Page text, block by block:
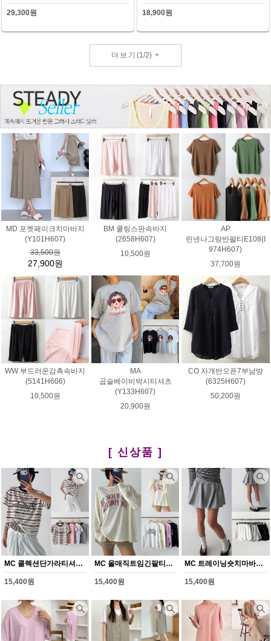
29,300원 18,900원
더보기 (1/2)+
MD 포켓페이크치마바지
(Y101H607)
33,500원
27,900원
BM 쿨링스판속바지
(2658H607)
10,500원
AP
린넨나그랑반팔티E108(I
974H607)
37,700원
WW 부드러운감촉속바지
(5141H606)
10,500원
MA
곱슬베이비박시티셔츠
(Y133H607)
20,900원
CO 자개반오픈7부남방
(6325H607)
50,200원
[ 신상품 ]
MC 콜렉션단가라티셔츠(Y372H608)
15,400원
MC 올매직트임긴팔티셔츠(Y373H608)
15,400원
MC 트레이닝숏치마바지(Y374H608)
15,400원